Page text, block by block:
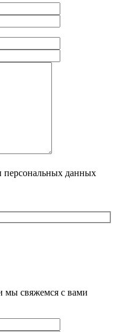
персональных данных
мы свяжемся с вами